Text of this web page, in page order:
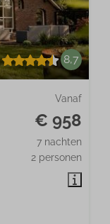
8,7
Vanaf
€ 958
7 nachten
2 personen